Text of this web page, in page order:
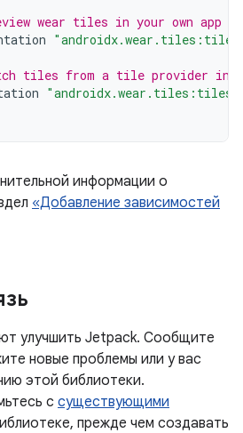
wear tiles in your own app
tiles from a tile provider in
информации о
«Добавление зависимостей
улучшить Jetpack. Сообщите
новые проблемы или у вас
этой библиотеки.
с существующими
прежде чем создавать